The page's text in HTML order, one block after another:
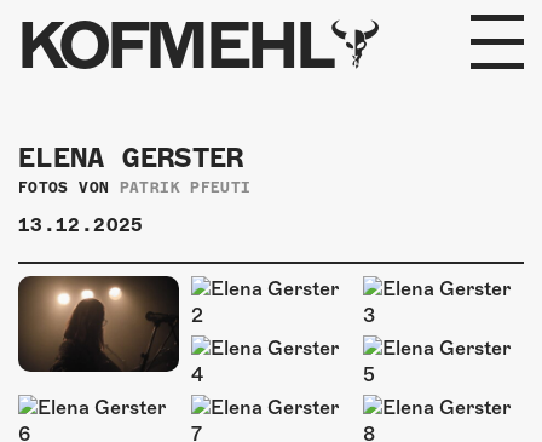
KOFMEHL
PROGRAMM
FABRIKGEFLÜSTER
GALERIE
FOTOGALERIE
PHOTOMAT
ELENA GERSTER
FOTOS VON PATRIK PFEUTI
13.12.2025